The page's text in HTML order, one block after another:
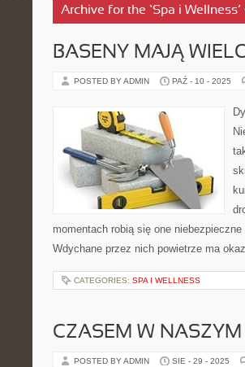
Archive for the ‘Spa i
BASENY MAJĄ
POSTED BY ADMIN PAŹ - 10 - 2025
momentach robią się one
Wdychane przez nich powietrze ma
CATEGORIES: SPA I WELLNESS
CZASEM W NASZYM
POSTED BY ADMIN SIE - 29 - 2025